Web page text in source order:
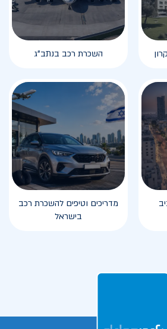
השכרת רכב בנתב"ג
מדריכים וטיפים להשכרת רכב
בישראל